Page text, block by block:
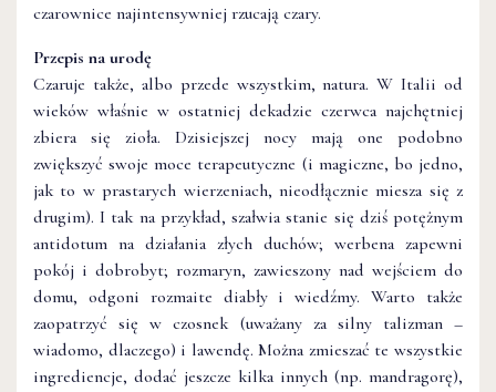
czarownice najintensywniej rzucają czary.
Przepis na urodę
Czaruje także, albo przede wszystkim, natura. W Italii od
wieków właśnie w ostatniej dekadzie czerwca najchętniej
zbiera się zioła. Dzisiejszej nocy mają one podobno
zwiększyć swoje moce terapeutyczne (i magiczne, bo jedno,
jak to w prastarych wierzeniach, nieodłącznie miesza się z
drugim). I tak na przykład, szałwia stanie się dziś potężnym
antidotum na działania złych duchów; werbena zapewni
pokój i dobrobyt; rozmaryn, zawieszony nad wejściem do
domu, odgoni rozmaite diabły i wiedźmy. Warto także
zaopatrzyć się w czosnek (uważany za silny talizman –
wiadomo, dlaczego) i lawendę. Można zmieszać te wszystkie
ingrediencje, dodać jeszcze kilka innych (np. mandragorę),